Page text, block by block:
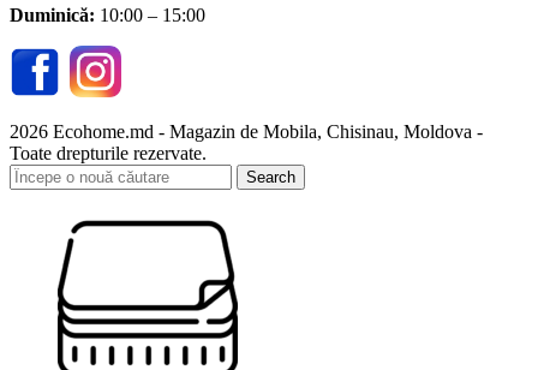
Duminică: 10:00 – 15:00
2026 Ecohome.md - Magazin de Mobila, Chisinau, Moldova -
Toate drepturile rezervate.
Search